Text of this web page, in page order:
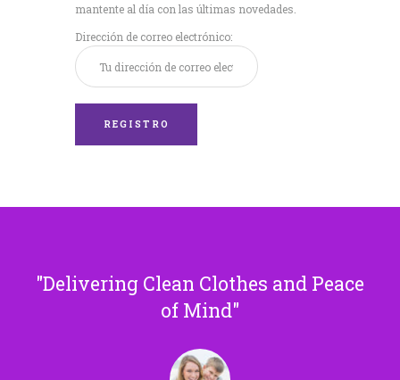
mantente al día con las últimas novedades.
Dirección de correo electrónico:
Delivering Clean Clothes and Peace
of Mind